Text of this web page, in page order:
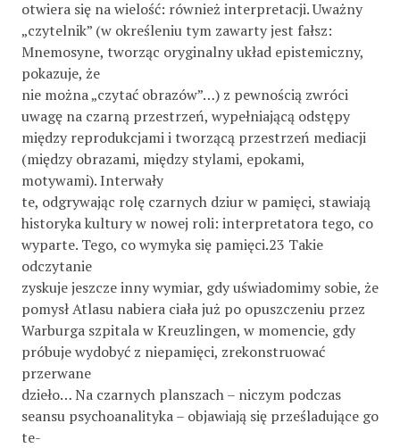
otwiera się na wielość: również interpretacji. Uważny
„czytelnik” (w określeniu tym zawarty jest fałsz:
Mnemosyne, tworząc oryginalny układ epistemiczny,
pokazuje, że
nie można „czytać obrazów”…) z pewnością zwróci
uwagę na czarną przestrzeń, wypełniającą odstępy
między reprodukcjami i tworzącą przestrzeń mediacji
(między obrazami, między stylami, epokami,
motywami). Interwały
te, odgrywając rolę czarnych dziur w pamięci, stawiają
historyka kultury w nowej roli: interpretatora tego, co
wyparte. Tego, co wymyka się pamięci.23 Takie
odczytanie
zyskuje jeszcze inny wymiar, gdy uświadomimy sobie, że
pomysł Atlasu nabiera ciała już po opuszczeniu przez
Warburga szpitala w Kreuzlingen, w momencie, gdy
próbuje wydobyć z niepamięci, zrekonstruować
przerwane
dzieło… Na czarnych planszach – niczym podczas
seansu psychoanalityka – objawiają się prześladujące go
te-